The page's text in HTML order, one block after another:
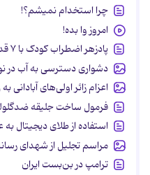
چرا استخدام نمیشم؟!
امروز وا بده!
پادزهر اضطراب کودک با ۷ قدم!
دشواری دسترسی به آب در
اعزام زائر اولی‌های آبادانی
فرمول ساخت جلیقه
استفاده از طلای دیجیتال به
مراسم تجلیل از شهدای
ترامپ در بن‌بست ایران